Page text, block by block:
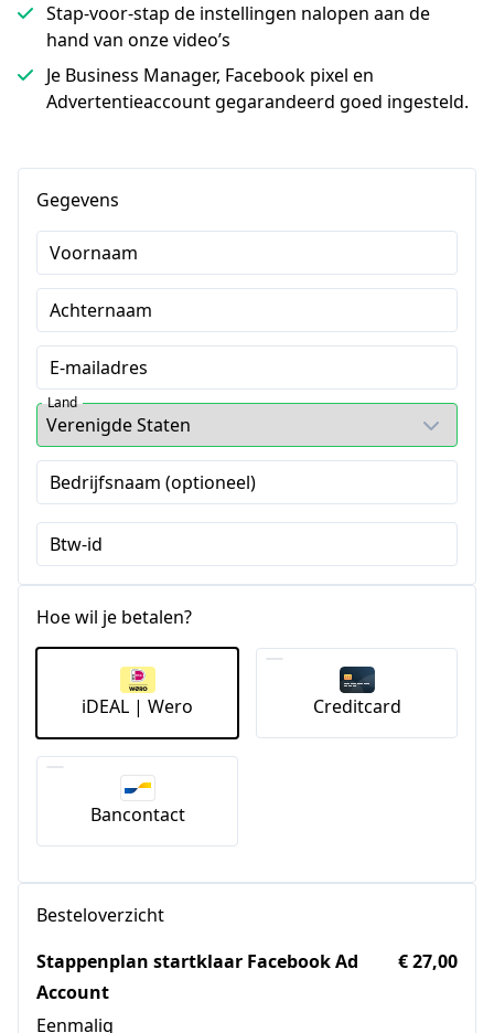
Stap-voor-stap de instellingen nalopen aan de
hand van onze video’s
Je Business Manager, Facebook pixel en
Advertentieaccount gegarandeerd goed ingesteld.
Gegevens
Voornaam
Achternaam
E-mailadres
Land
Bedrijfsnaam (optioneel)
Btw-id
Hoe wil je betalen?
iDEAL | Wero Creditcard
Bancontact
Besteloverzicht
Stappenplan startklaar Facebook Ad
Account
Eenmalig
€ 27,00